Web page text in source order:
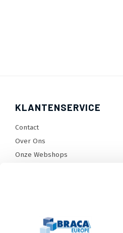
KLANTENSERVICE
Contact
Over Ons
Onze Webshops
Betaalmethoden en voorwaarden